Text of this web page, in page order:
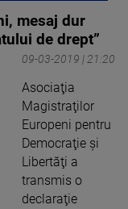
mesaj dur
de drept”
09-03-2019 | 21:20
Asociaţia
Magistraţilor
Europeni pentru
Democraţie şi
Libertăţi a
transmis o
declaraţie